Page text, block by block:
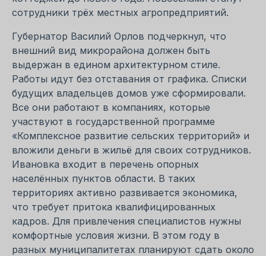
сотрудники трёх местных агропредприятий.
Губернатор Василий Орлов подчеркнул, что
внешний вид микрорайона должен быть
выдержан в едином архитектурном стиле.
Работы идут без отставания от графика. Списки
будущих владельцев домов уже сформировали.
Все они работают в компаниях, которые
участвуют в государственной программе
«Комплексное развитие сельских территорий» и
вложили деньги в жильё для своих сотрудников.
Ивановка входит в перечень опорных
населённых пунктов области. В таких
территориях активно развивается экономика,
что требует притока квалифицированных
кадров. Для привлечения специалистов нужны
комфортные условия жизни. В этом году в
разных муниципалитетах планируют сдать около